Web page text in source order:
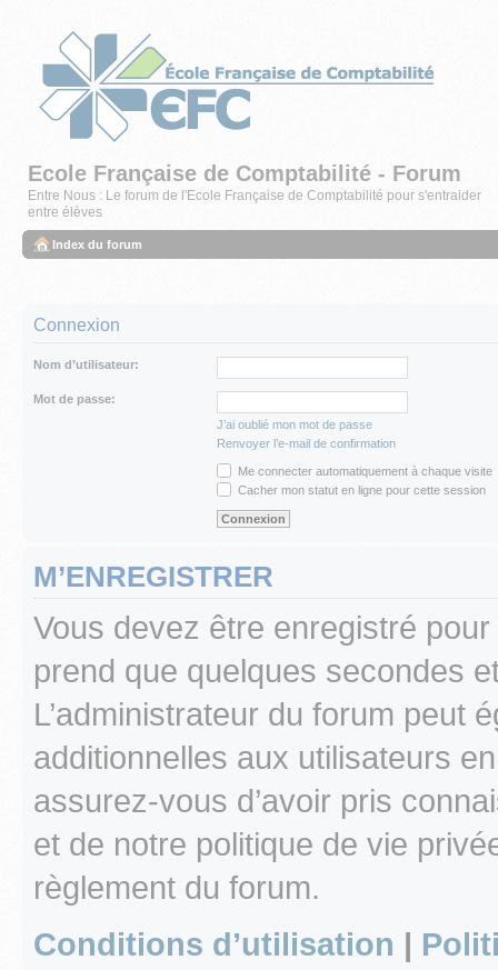
Ecole Française de Comptabilité - Forum
Entre Nous : Le forum de l'Ecole Française de Comptabilité pour s'entraider
entre élèves
Index du forum
Connexion
Nom d’utilisateur:
Mot de passe:
J’ai oublié mon mot de passe
Renvoyer l’e-mail de confirmation
Me connecter automatiquement à chaque visite
Cacher mon statut en ligne pour cette session
M’ENREGISTRER
Vous devez être enregistré
prend que quelques secondes
L’administrateur du forum peut
additionnelles aux utilisateurs
assurez-vous d’avoir pris
et de notre politique de vie
règlement du forum.
Conditions d’utilisation |